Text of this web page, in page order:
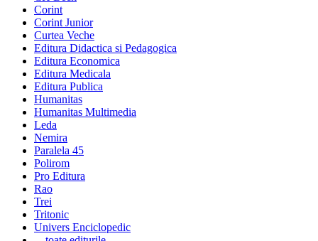
Corint
Corint Junior
Curtea Veche
Editura Didactica si Pedagogica
Editura Economica
Editura Medicala
Editura Publica
Humanitas
Humanitas Multimedia
Leda
Nemira
Paralela 45
Polirom
Pro Editura
Rao
Trei
Tritonic
Univers Enciclopedic